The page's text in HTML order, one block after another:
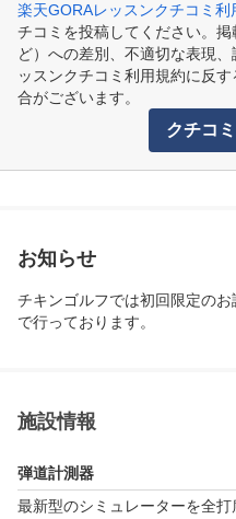
楽天GORAレッスンクチコミ利
チコミを投稿してください。
ど）への差別、不適切な表現
ッスンクチコミ利用規約に反
合がございます。
クチコ
お知らせ
チキンゴルフでは初回限定のお
で行っております。
施設情報
弾道計測器
最新型のシミュレーターを全